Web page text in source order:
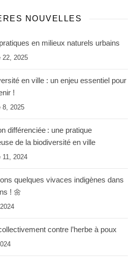
NOUVELLES
en milieux naturels urbains
22, 2025
en ville : un enjeu essentiel pour
!
8, 2025
différenciée : une pratique
de la biodiversité en ville
11, 2024
quelques vivaces indigènes dans
! 🌼
contre l’herbe à poux